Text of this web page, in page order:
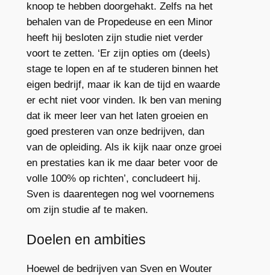
knoop te hebben doorgehakt. Zelfs na het
behalen van de Propedeuse en een Minor
heeft hij besloten zijn studie niet verder
voort te zetten. ‘Er zijn opties om (deels)
stage te lopen en af te studeren binnen het
eigen bedrijf, maar ik kan de tijd en waarde
er echt niet voor vinden. Ik ben van mening
dat ik meer leer van het laten groeien en
goed presteren van onze bedrijven, dan
van de opleiding. Als ik kijk naar onze groei
en prestaties kan ik me daar beter voor de
volle 100% op richten’, concludeert hij.
Sven is daarentegen nog wel voornemens
om zijn studie af te maken.
Doelen en ambities
Hoewel de bedrijven van Sven en Wouter